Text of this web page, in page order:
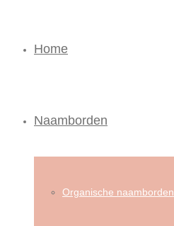
Home
Naamborden
Organische naamborden